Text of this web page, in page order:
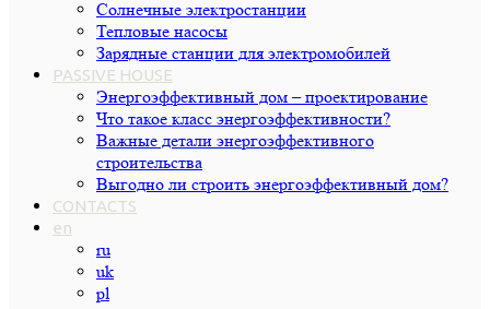
Cолнечные электростанции
Тепловые насосы
Зарядные станции для электромобилей
PASSIVE HOUSE
Энергоэффективный дом – проектирование
Что такое класс энергоэффективности?
Важные детали энергоэффективного
строительства
Выгодно ли строить энергоэффективный дом?
CONTACTS
en
ru
uk
pl